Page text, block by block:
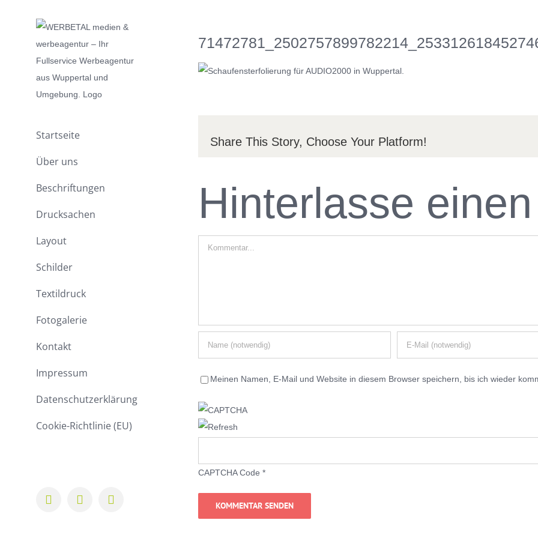
Startseite
Über uns
Beschriftungen
Drucksachen
Layout
Schilder
Textildruck
Fotogalerie
Kontakt
Impressum
Datenschutzerklärung
Cookie-Richtlinie (EU)
FacebookInstagramLinkedIn
Share This Story, Choose Your Platform!
Hinterlasse
Kommentar
Meinen Namen, E-Mail und Website in diesem Browser speichern, bis ich wieder
CAPTCHA Code *